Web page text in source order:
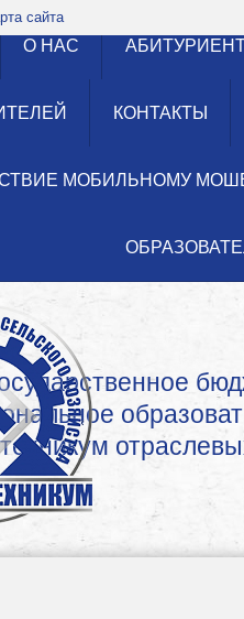
сайта
О НАС
КОНТАКТЫ
МОБИЛЬНОМУ